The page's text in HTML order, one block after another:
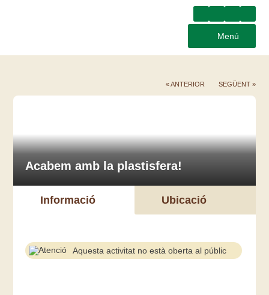
Menú
« ANTERIOR SEGÜENT »
Acabem amb la plastisfera!
Informació Ubicació
Aquesta activitat no està oberta al públic